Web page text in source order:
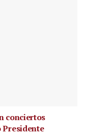
conciertos
Presidente